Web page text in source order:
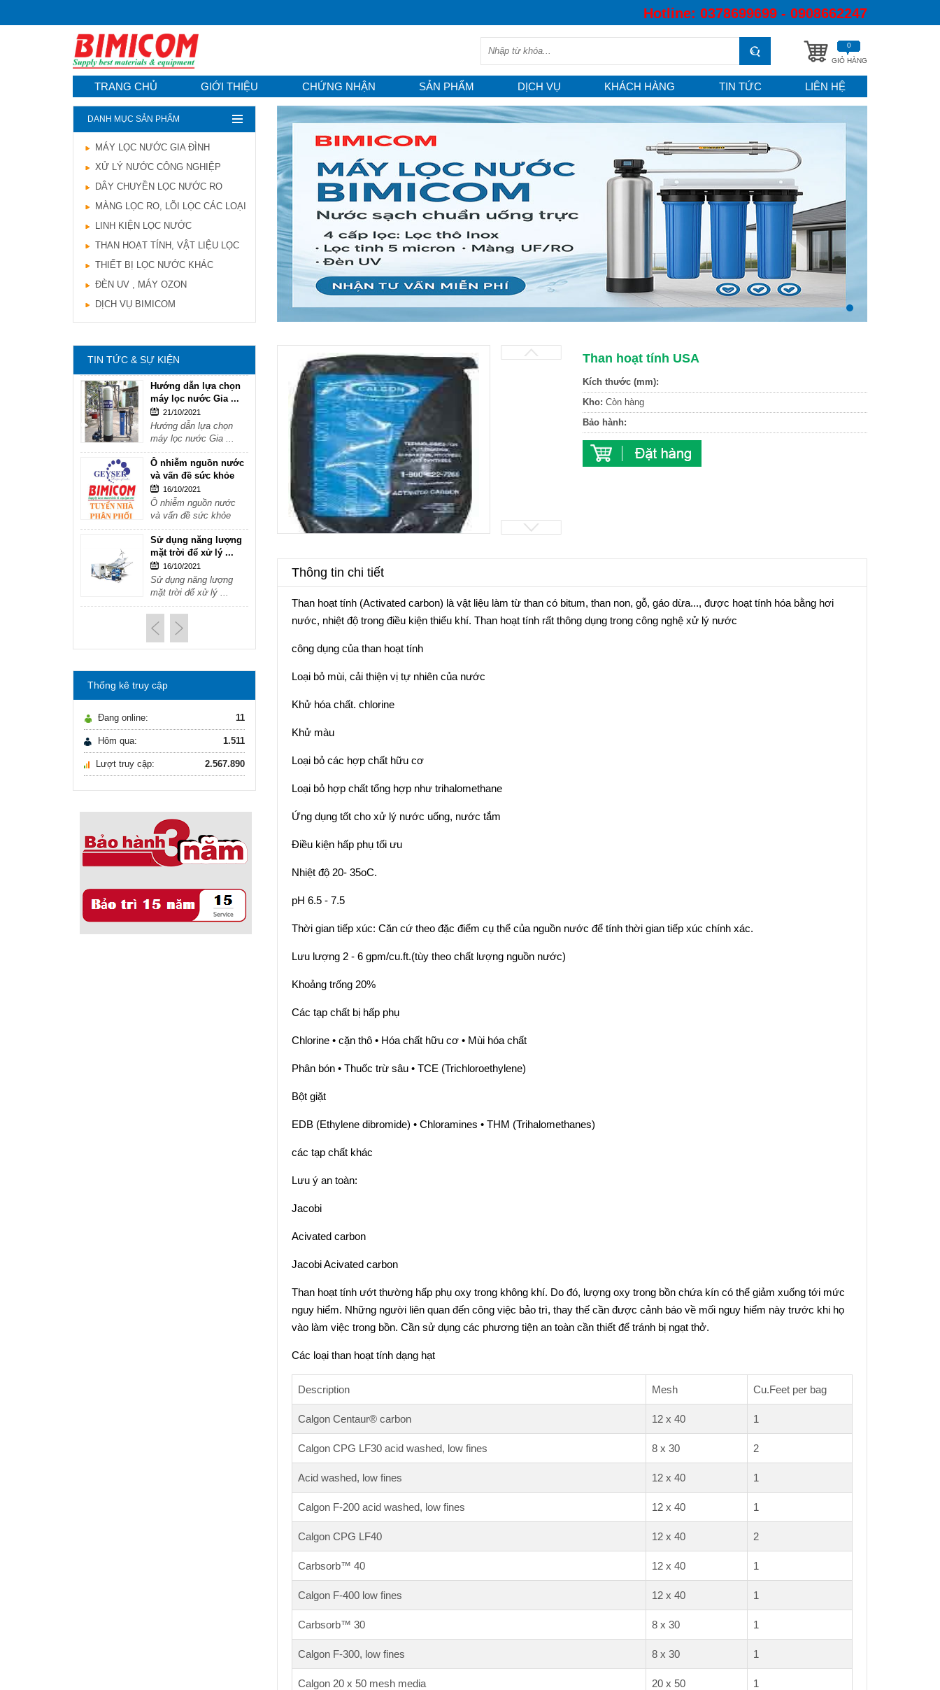
Hotline: 0378699699 - 0908662247
GIỎ HÀNG
0
TRANG CHỦ GIỚI THIỆU CHỨNG NHẬN SẢN PHẨM DỊCH VỤ KHÁCH HÀNG TIN TỨC LIÊN HỆ
DANH MỤC SẢN PHẨM
MÁY LỌC NƯỚC GIA ĐÌNH
XỬ LÝ NƯỚC CÔNG NGHIỆP
DÂY CHUYỀN LỌC NƯỚC RO
MÀNG LỌC RO, LÕI LỌC CÁC LOẠI
LINH KIỆN LỌC NƯỚC
THAN HOẠT TÍNH, VẬT LIỆU LỌC
THIẾT BỊ LỌC NƯỚC KHÁC
ĐÈN UV , MÁY OZON
DỊCH VỤ BIMICOM
TIN TỨC & SỰ KIỆN
máy lọc nước Gia ...
21/10/2021
máy lọc nước Gia ...
Ô nhiễm nguồn nước
và vấn đề sức khỏe
16/10/2021
và vấn đề sức khỏe
Sử dụng năng lượng
mặt trời để xử lý ...
Sử dụng năng lượng
mặt trời để xử lý ...
Hướng dẫn lựa chọn
máy lọc nước Gia ...
21/10/2021
Hướng dẫn lựa chọn
máy lọc nước Gia ...
Ô nhiễm nguồn nước
và vấn đề sức khỏe
16/10/2021
Ô nhiễm nguồn nước
và vấn đề sức khỏe
Sử dụng năng lượng
mặt trời để xử lý ...
16/10/2021
Sử dụng năng lượng
mặt trời để xử lý ...
Hướng dẫn lựa chọn
máy lọc nước Gia ...
21/10/2021
máy lọc nước Gia ...
Ô nhiễm nguồn nước
và vấn đề sức khỏe
Sử dụng năng lượng
mặt trời để xử lý ...
Thống kê truy cập
Đang online: 11
Hôm qua: 1.511
Lượt truy cập: 2.567.890
Than hoạt tính USA
Kích thước (mm):
Kho: Còn hàng
Bảo hành:
Thông tin chi tiết
Than hoạt tính (Activated carbon) là vật liệu làm từ than có bitum, than non, gỗ, gáo dừa..., được hoạt tính hóa bằng hơi
nước, nhiệt độ trong điều kiện thiểu khí. Than hoạt tính rất thông dụng trong công nghệ xử lý nước
công dụng của than hoạt tính
Loại bỏ mùi, cải thiện vị tự nhiên của nước
Khử hóa chất. chlorine
Khử màu
Loại bỏ các hợp chất hữu cơ
Loại bỏ hợp chất tổng hợp như trihalomethane
Ứng dụng tốt cho xử lý nước uống, nước tắm
Điều kiện hấp phụ tối ưu
Nhiệt độ 20- 35oC.
pH 6.5 - 7.5
Thời gian tiếp xúc: Căn cứ theo đặc điểm cụ thể của nguồn nước để tính thời gian tiếp xúc chính xác.
Lưu lượng 2 - 6 gpm/cu.ft.(tùy theo chất lượng nguồn nước)
Khoảng trống 20%
Các tạp chất bị hấp phụ
Chlorine • cặn thô • Hóa chất hữu cơ • Mùi hóa chất
Phân bón • Thuốc trừ sâu • TCE (Trichloroethylene)
Bột giặt
EDB (Ethylene dibromide) • Chloramines • THM (Trihalomethanes)
các tạp chất khác
Lưu ý an toàn:
Jacobi
Acivated carbon
Jacobi Acivated carbon
Than hoạt tính ướt thường hấp phụ oxy trong không khí. Do đó, lượng oxy trong bồn chứa kín có thể giảm xuống tới mức
nguy hiểm. Những người liên quan đến công việc bảo trì, thay thế cần được cảnh báo về mối nguy hiểm này trước khi họ
vào làm việc trong bồn. Cần sử dụng các phương tiện an toàn cần thiết để tránh bị ngạt thở.
Các loại than hoạt tính dạng hạt
Description Mesh Cu.Feet per bag
Calgon Centaur® carbon 12 x 40 1
Calgon CPG LF30 acid washed, low fines 8 x 30 2
Acid washed, low fines 12 x 40 1
Calgon F-200 acid washed, low fines 12 x 40 1
Calgon CPG LF40 12 x 40 2
Carbsorb™ 40 12 x 40 1
Calgon F-400 low fines 12 x 40 1
Carbsorb™ 30 8 x 30 1
Calgon F-300, low fines 8 x 30 1
Calgon 20 x 50 mesh media 20 x 50 1